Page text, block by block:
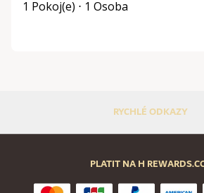
1 Pokoj(e) ⋅ 1 Osoba
RYCHLÉ ODKAZY
PLATIT NA H